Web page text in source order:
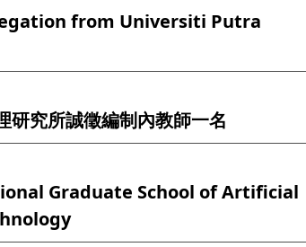
from Universiti Putra
研究所誠徵編制內教師一名
Graduate School of Artificial